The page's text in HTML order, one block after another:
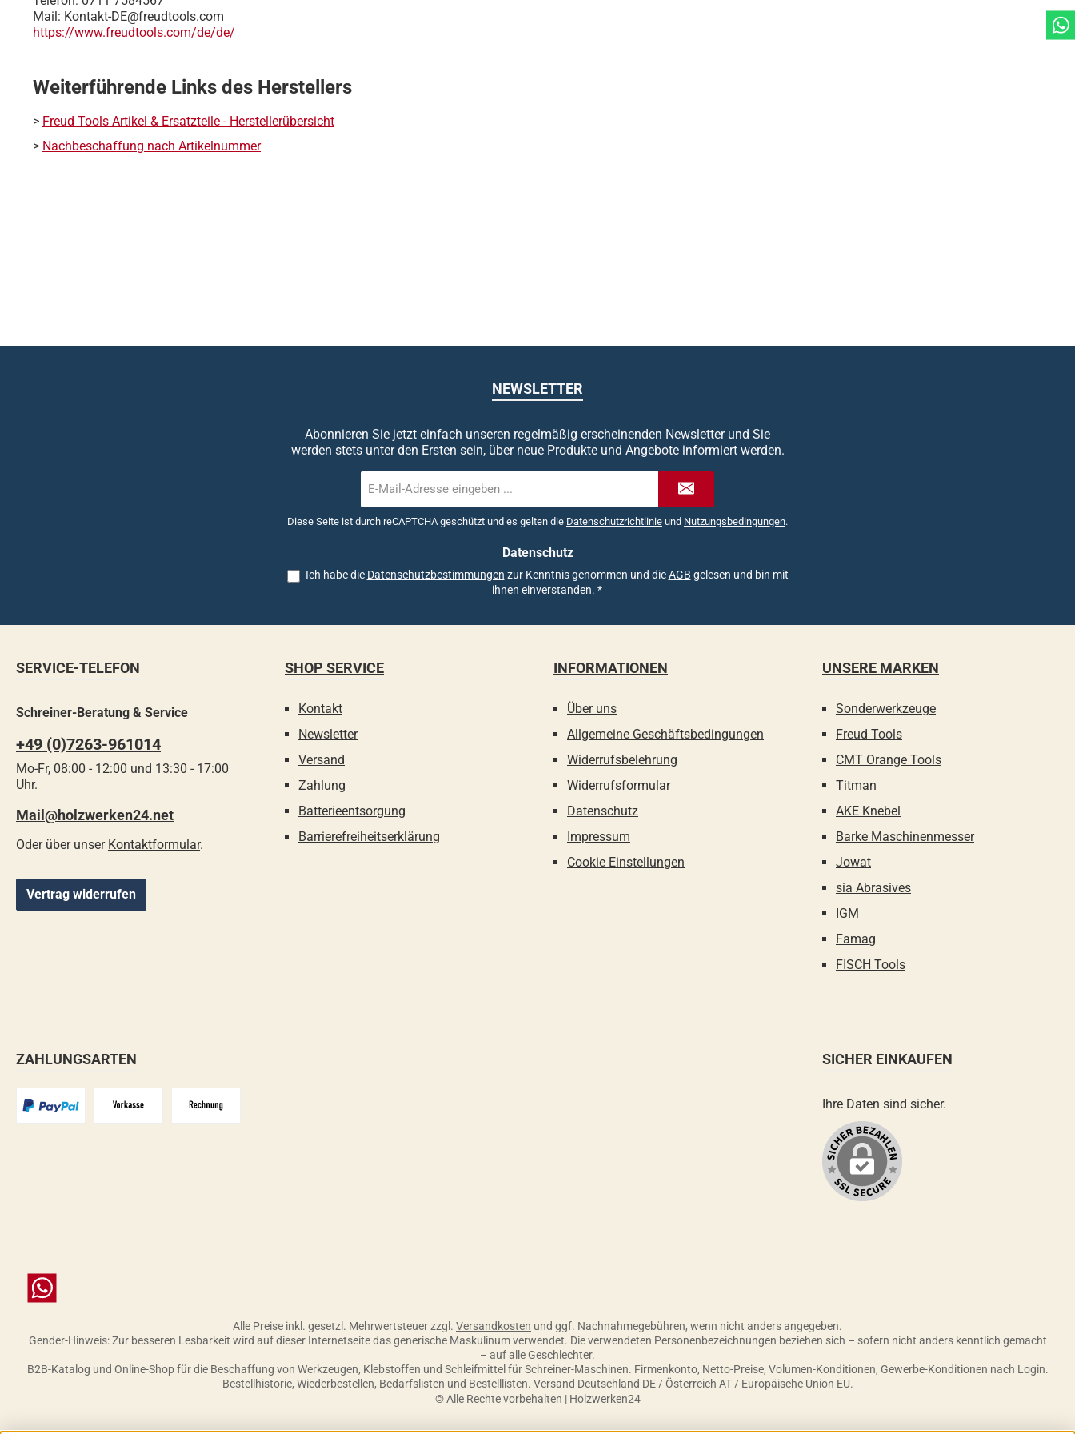
Mail: Kontakt-DE@freudtools.com
https://www.freudtools.com/de/de/
Weiterführende Links des Herstellers
> Freud Tools Artikel & Ersatzteile - Herstellerübersicht
> Nachbeschaffung nach Artikelnummer
NEWSLETTER
Abonnieren Sie jetzt einfach unseren regelmäßig erscheinenden Newsletter und Sie
werden stets unter den Ersten sein, über neue Produkte und Angebote informiert werden.
Mail-
Diese Seite ist durch reCAPTCHA geschützt und es gelten die Datenschutzrichtlinie und Nutzungsbedingungen.
Datenschutz
Ich habe die Datenschutzbestimmungen zur Kenntnis genommen und dieAGB gelesen und bin mit
ihnen einverstanden. *
SERVICE-TELEFON
Schreiner-Beratung & Service
+49 (0)7263-961014
Mo-Fr, 08:00 - 12:00 und 13:30 - 17:00
Uhr.
Mail@holzwerken24.net
Oder über unser Kontaktformular.
Vertrag widerrufen
SHOP SERVICE
Kontakt
Newsletter
Versand
Zahlung
Batterieentsorgung
Barrierefreiheitserklärung
INFORMATIONEN
Über uns
Allgemeine Geschäftsbedingungen
Widerrufsbelehrung
Widerrufsformular
Datenschutz
Impressum
Cookie Einstellungen
UNSERE MARKEN
Sonderwerkzeuge
Freud Tools
CMT Orange Tools
Titman
AKE Knebel
Barke Maschinenmesser
Jowat
sia Abrasives
IGM
Famag
FISCH Tools
ZAHLUNGSARTEN SICHER EINKAUFEN
Ihre Daten sind sicher.
Chat
Alle Preise inkl. gesetzl. Mehrwertsteuer zzgl. Versandkosten und ggf. Nachnahmegebühren, wenn nicht anders angegeben.
Gender-Hinweis: Zur besseren Lesbarkeit wird auf dieser Internetseite das generische Maskulinum verwendet. Die verwendeten Personenbezeichnungen beziehen sich – sofern nicht anders kenntlich gemacht
– auf alle Geschlechter.
B2B-Katalog und Online-Shop für die Beschaffung von Werkzeugen, Klebstoffen und Schleifmittel für Schreiner-Maschinen. Firmenkonto, Netto-Preise, Volumen-Konditionen, Gewerbe-Konditionen nach Login.
Bestellhistorie, Wiederbestellen, Bedarfslisten und Bestelllisten. Versand Deutschland DE / Österreich AT / Europäische Union EU.
© Alle Rechte vorbehalten | Holzwerken24